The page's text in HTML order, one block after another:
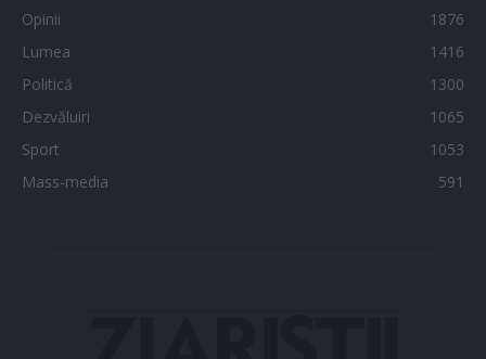
Opinii
1876
Lumea
1416
Politică
1300
Dezvăluiri
1065
Sport
1053
Mass-media
591